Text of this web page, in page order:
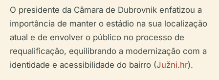
O presidente da Câmara de Dubrovnik enfatizou a
importância de manter o estádio na sua localização
atual e de envolver o público no processo de
requalificação, equilibrando a modernização com a
identidade e acessibilidade do bairro (Južni.hr).